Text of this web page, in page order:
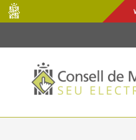
Salta al contingut principal
Consell
de
Mallorca